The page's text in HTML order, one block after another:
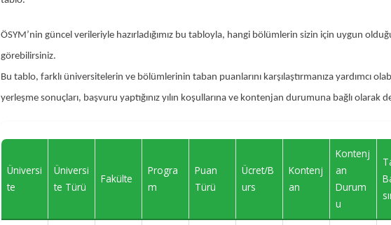
ÖSYM’nin güncel verileriyle hazırladığımız bu tabloyla, hangi bölümlerin sizin için uygun
görebilirsiniz.
Bu tablo, farklı üniversitelerin ve bölümlerinin taban puanlarını karşılaştırmanıza yardımcı
yerleşme sonuçları, başvuru yaptığınız yılın koşullarına ve kontenjan durumuna bağlı olarak
Üniversi
te
Üniversi
te Türü
Fakülte
Progra
m
Puan
Türü
Ücret/B
urs
Kontenj
an
Kontenj
an
Durum
u